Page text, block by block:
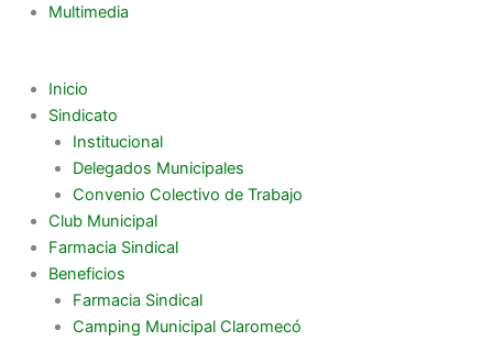
Multimedia
Inicio
Sindicato
Institucional
Delegados Municipales
Convenio Colectivo de Trabajo
Club Municipal
Farmacia Sindical
Beneficios
Farmacia Sindical
Camping Municipal Claromecó